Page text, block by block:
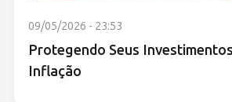
09/05/2026 - 23:53
Protegendo Seus
Inflação